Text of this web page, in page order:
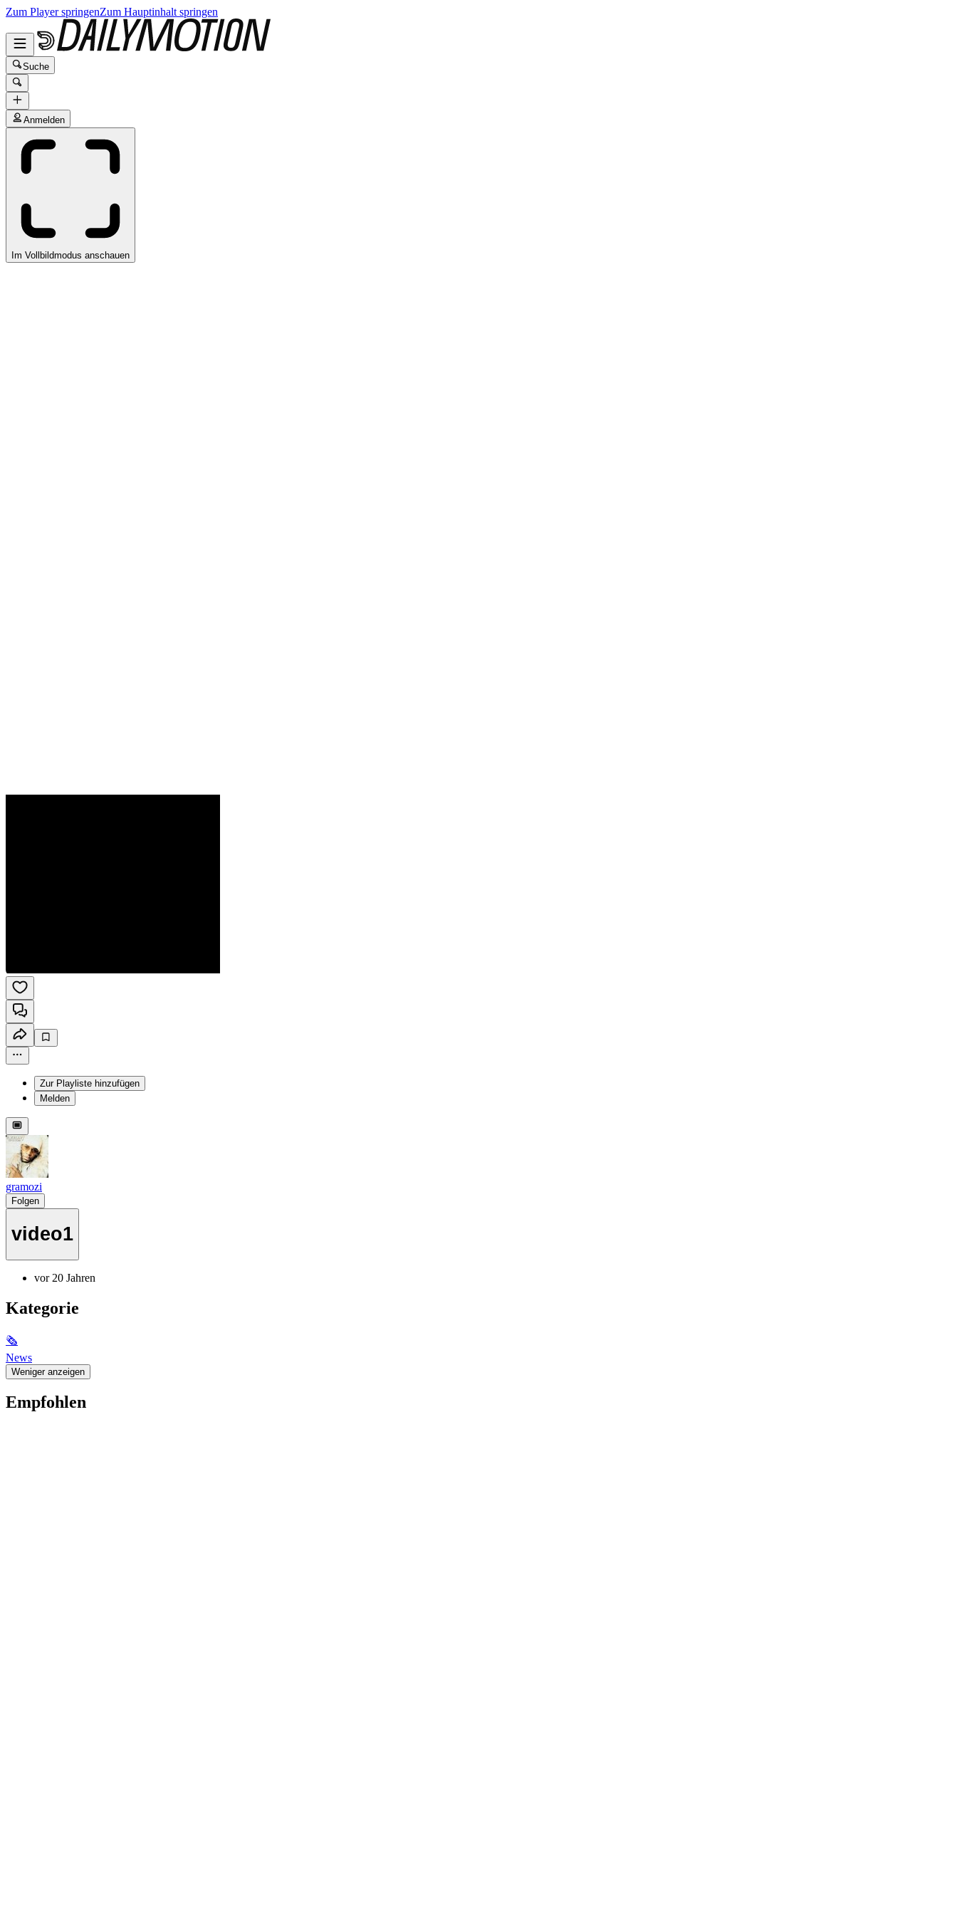
Zum Player springenZum Hauptinhalt springen
Suche
Anmelden
Im Vollbildmodus anschauen
Zur Playliste hinzufügen
Melden
gramozi
Folgen
video1
vor 20 Jahren
Kategorie
🗞
News
Weniger anzeigen
Empfohlen